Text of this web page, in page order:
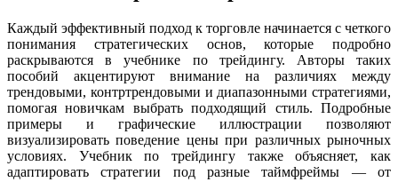
Каждый эффективный подход к торговле начинается с четкого
понимания стратегических основ, которые подробно
раскрываются в учебнике по трейдингу. Авторы таких
пособий акцентируют внимание на различиях между
трендовыми, контртрендовыми и диапазонными стратегиями,
помогая новичкам выбрать подходящий стиль. Подробные
примеры и графические иллюстрации позволяют
визуализировать поведение цены при различных рыночных
условиях. Учебник по трейдингу также объясняет, как
адаптировать стратегии под разные таймфреймы — от